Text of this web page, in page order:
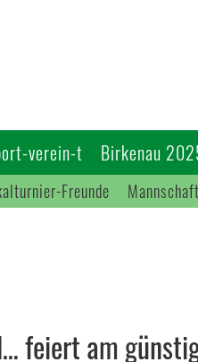
verein-t Birkenau
Freunde
feiert am